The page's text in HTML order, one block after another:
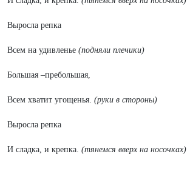
Выросла репка
Всем на удивленье (подняли плечики)
Большая –пребольшая,
Всем хватит угощенья. (руки в стороны)
Выросла репка
И сладка, и крепка. (тянемся вверх на носочках)